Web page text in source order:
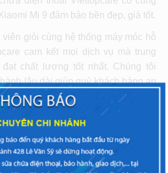
Mi 9 đảm bảo bền đẹp, giá tốt.
giỏi cùng hệ thống máy móc hỗ
cam kết mọi dịch vụ mà trung
chất lượng tốt nhất. Chúng tôi
lâu dài giúp quý khách hàng an
tâm.
Hotline hoặc đến ngay chi nhánh